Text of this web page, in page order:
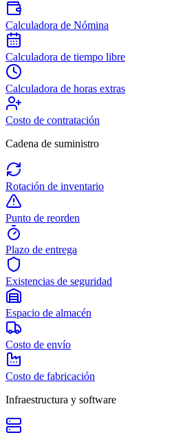
Calculadora de Nómina
Calculadora de tiempo libre
Calculadora de horas extras
Costo de contratación
Cadena de suministro
Rotación de inventario
Punto de reorden
Plazo de entrega
Existencias de seguridad
Espacio de almacén
Costo de envío
Costo de fabricación
Infraestructura y software